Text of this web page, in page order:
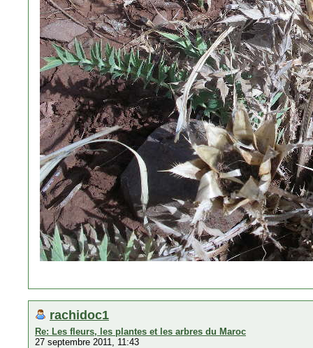
rachidoc1
Re: Les fleurs, les plantes et les arbres du Maroc
27 septembre 2011, 11:43